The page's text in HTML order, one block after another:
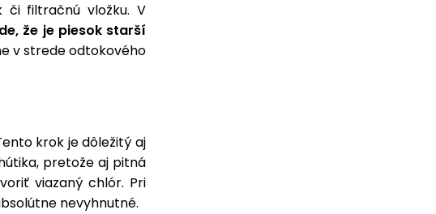
či filtračnú vložku. V
že je piesok starší
v strede odtokového
krok je dôležitý aj
pretože aj pitná
viazaný chlór. Pri
nevyhnutné.